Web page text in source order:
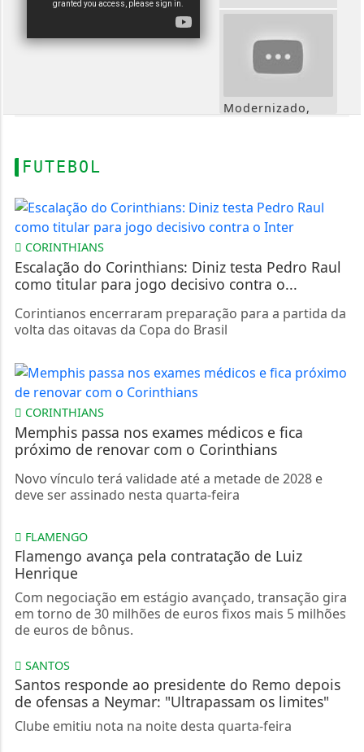
Modernizado,
Dia Mundial da
Água: economia
faz bem para o
meio ambiente e
para o bolso
FUTEBOL
CORINTHIANS
Escalação do Corinthians: Diniz testa Pedro Raul
como titular para jogo decisivo contra o...
Corintianos encerraram preparação para a partida da
volta das oitavas da Copa do Brasil
CORINTHIANS
Memphis passa nos exames médicos e fica
próximo de renovar com o Corinthians
Novo vínculo terá validade até a metade de 2028 e
deve ser assinado nesta quarta-feira
FLAMENGO
Flamengo avança pela contratação de Luiz
Henrique
Com negociação em estágio avançado, transação gira
em torno de 30 milhões de euros fixos mais 5 milhões
de euros de bônus.
SANTOS
Santos responde ao presidente do Remo depois
de ofensas a Neymar: "Ultrapassam os limites"
Clube emitiu nota na noite desta quarta-feira